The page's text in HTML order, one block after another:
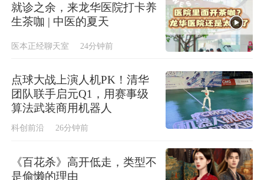
就诊之余，来龙华医院打卡养
生茶咖 | 中医的夏天
医本正经聊天室 24分钟前
点球大战上演人机PK！清华
团队联手启元Q1，用赛事级
算法武装商用机器人
科创前沿 26分钟前
《百花杀》高开低走，类型不
是偷懒的理由